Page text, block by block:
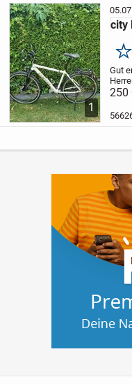
1
city
Gut
10
250